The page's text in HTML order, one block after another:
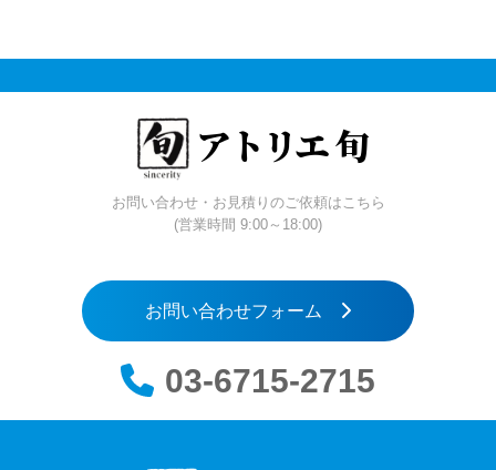
アトリエ 旬
お問い合わせ・お見積りのご依頼はこちら
(営業時間 9:00～18:00)
お問い合わせフォーム
03-6715-2715